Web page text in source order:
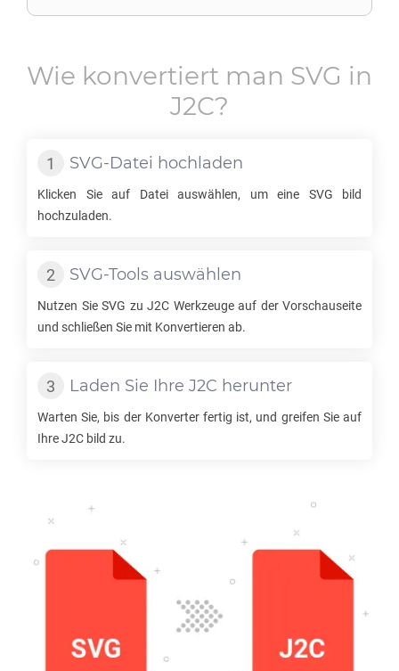
Wie konvertiert man SVG in
J2C?
SVG-Datei hochladen
Klicken Sie auf Datei auswählen, um eine SVG bild
hochzuladen.
SVG-Tools auswählen
Nutzen Sie SVG zu J2C Werkzeuge auf der Vorschauseite
und schließen Sie mit Konvertieren ab.
Laden Sie Ihre J2C herunter
Warten Sie, bis der Konverter fertig ist, und greifen Sie auf
IhreJ2C bild zu.